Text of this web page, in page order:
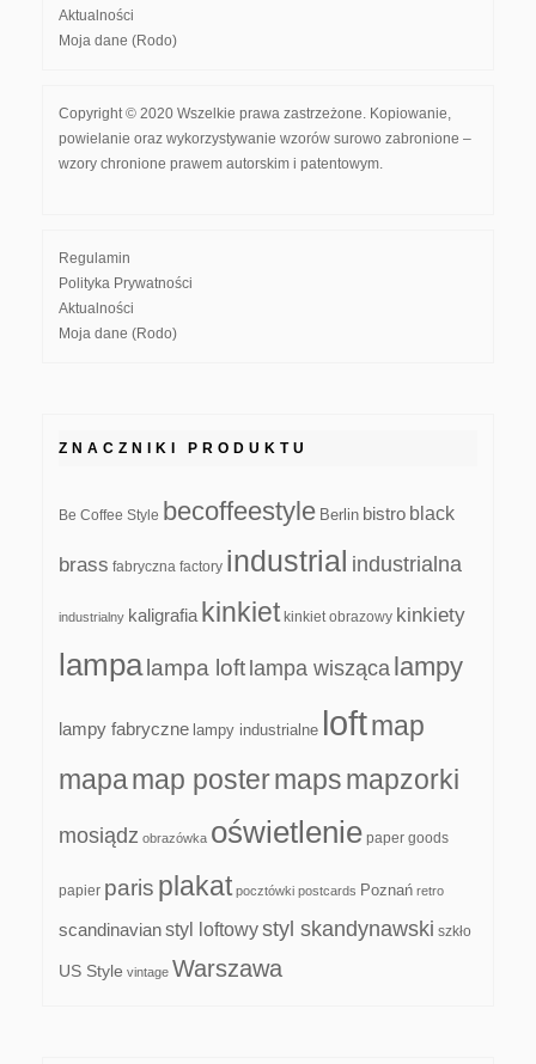
Aktualności
Moja dane (Rodo)
Copyright © 2020 Wszelkie prawa zastrzeżone. Kopiowanie,
powielanie oraz wykorzystywanie wzorów surowo zabronione –
wzory chronione prawem autorskim i patentowym.
Regulamin
Polityka Prywatności
Aktualności
Moja dane (Rodo)
ZNACZNIKI PRODUKTU
Be Coffee Style becoffeestyle Berlin bistro black
brass fabryczna factory industrial industrialna
industrialny kaligrafia kinkiet kinkiet obrazowy kinkiety
lampa lampa loft lampa wisząca lampy
lampy fabryczne lampy industrialne loftmap
mapamap postermapsmapzorki
mosiądz obrazówka oświetlenie paper goods
papier paris plakat pocztówki postcards Poznań retro
scandinavianstyl loftowystyl skandynawski szkło
US Style vintage Warszawa